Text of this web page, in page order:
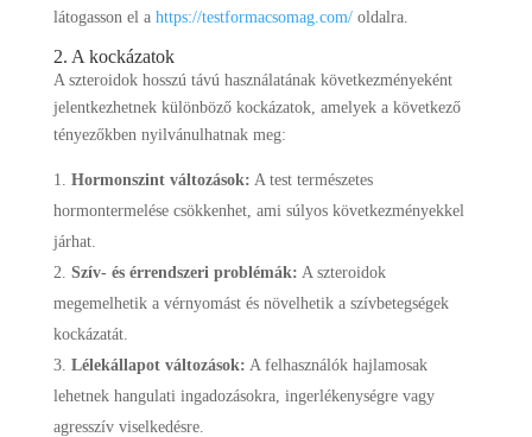
látogasson el a https://testformacsomag.com/oldalra.
2. A kockázatok
A szteroidok hosszú távú használatának következményeként
jelentkezhetnek különböző kockázatok, amelyek a következő
tényezőkben nyilvánulhatnak meg:
Hormonszint változások: A test természetes
hormontermelése csökkenhet, ami súlyos következményekkel
járhat.
Szív- és érrendszeri problémák: A szteroidok
megemelhetik a vérnyomást és növelhetik a szívbetegségek
kockázatát.
Lélekállapot változások: A felhasználók hajlamosak
lehetnek hangulati ingadozásokra, ingerlékenységre vagy
agresszív viselkedésre.